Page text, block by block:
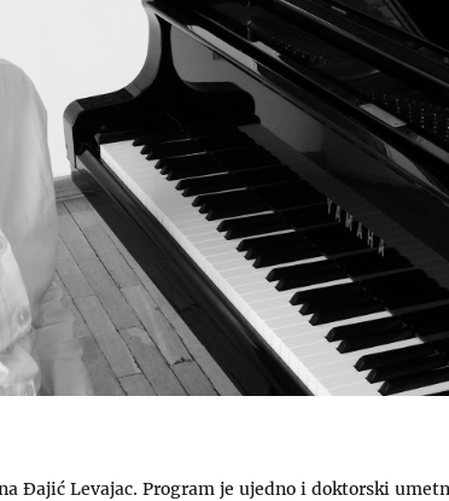
Đajić Levajac. Program je ujedno i doktorski